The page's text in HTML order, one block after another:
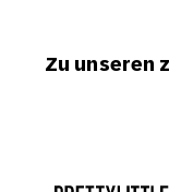
Zu unseren